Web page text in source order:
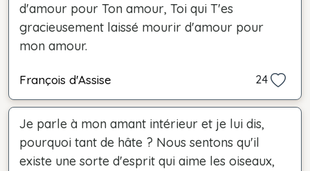
d'amour pour Ton amour, Toi qui T'es
gracieusement laissé mourir d'amour pour
mon amour.
François d'Assise 24
Je parle à mon amant intérieur et je lui dis,
pourquoi tant de hâte ? Nous sentons qu'il
existe une sorte d'esprit qui aime les oiseaux,